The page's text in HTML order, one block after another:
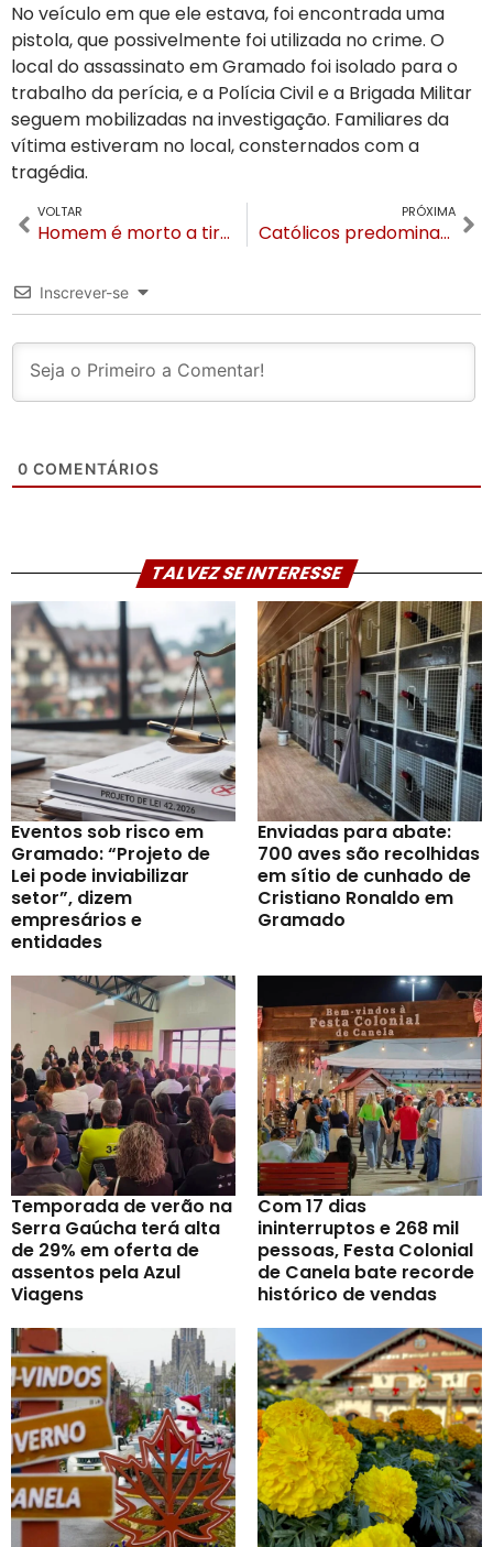
No veículo em que ele estava, foi encontrada uma
pistola, que possivelmente foi utilizada no crime. O
local do assassinato em Gramado foi isolado para o
trabalho da perícia, e a Polícia Civil e a Brigada Militar
seguem mobilizadas na investigação. Familiares da
vítima estiveram no local, consternados com a
tragédia.
VOLTAR
Homem é morto a tiros em loja de tintas na Avenida das Hortênsias em Gramado
PRÓXIMA
Católicos predominam em Gramado e Canela e Censo do IBGE aponta diferenças do cenário nacional
Inscrever-se
0 COMENTÁRIOS
TALVEZ SE INTERESSE
Eventos sob risco em
Gramado: “Projeto de
Lei pode inviabilizar
setor”, dizem
empresários e
entidades
Enviadas para abate:
700 aves são recolhidas
em sítio de cunhado de
Cristiano Ronaldo em
Gramado
Temporada de verão na
Serra Gaúcha terá alta
de 29% em oferta de
assentos pela Azul
Viagens
Com 17 dias
ininterruptos e 268 mil
pessoas, Festa Colonial
de Canela bate recorde
histórico de vendas